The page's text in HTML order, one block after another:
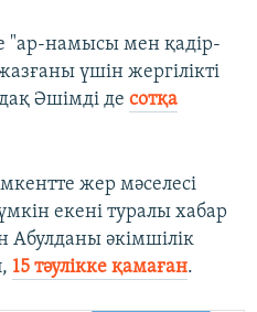
"ар-намысы мен қадір-
үшін жергілікті
Әшімді де сотқа
жер мәселесі
екені туралы хабар
Абулданы әкімшілік
15 тәулікке қамаған.